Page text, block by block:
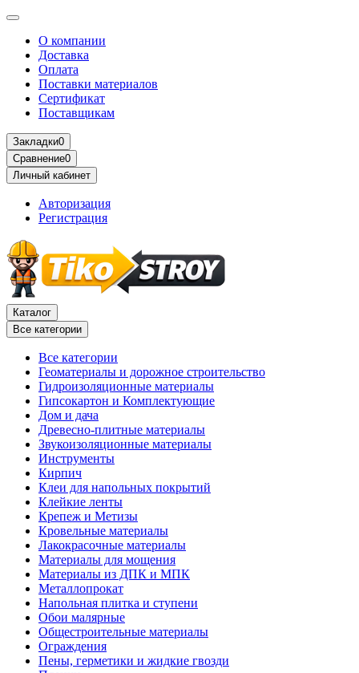
О компании
Доставка
Оплата
Поставки материалов
Сертификат
Поставщикам
Закладки0
Сравнение0
Личный кабинет
Авторизация
Регистрация
Каталог
Все категории
Все категории
Геоматериалы и дорожное строительство
Гидроизоляционные материалы
Гипсокартон и Комплектующие
Дом и дача
Древесно-плитные материалы
Звукоизоляционные материалы
Инструменты
Кирпич
Клеи для напольных покрытий
Клейкие ленты
Крепеж и Метизы
Кровельные материалы
Лакокрасочные материалы
Материалы для мощения
Материалы из ДПК и МПК
Металлопрокат
Напольная плитка и ступени
Обои малярные
Общестроительные материалы
Ограждения
Пены, герметики и жидкие гвозди